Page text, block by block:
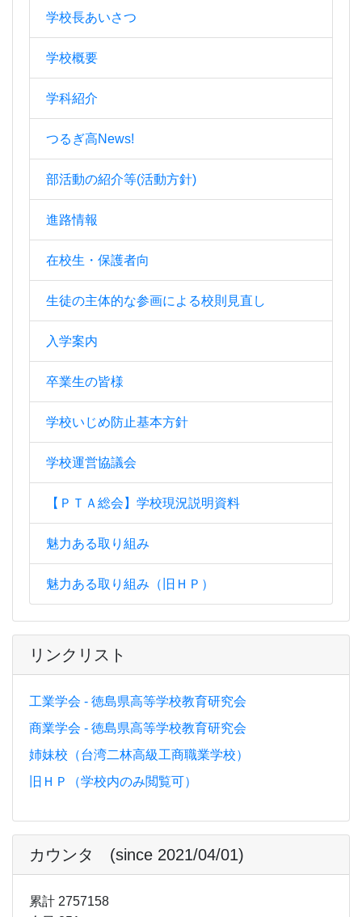
学校長あいさつ
学校概要
学科紹介
つるぎ高News!
部活動の紹介等(活動方針)
進路情報
在校生・保護者向
生徒の主体的な参画による校則見直し
入学案内
卒業生の皆様
学校いじめ防止基本方針
学校運営協議会
【ＰＴＡ総会】学校現況説明資料
魅力ある取り組み
魅力ある取り組み（旧ＨＰ）
リンクリスト
工業学会 - 徳島県高等学校教育研究会
商業学会 - 徳島県高等学校教育研究会
姉妹校（台湾二林高級工商職業学校）
旧ＨＰ（学校内のみ閲覧可）
カウンタ (since 2021/04/01)
累計 2757158